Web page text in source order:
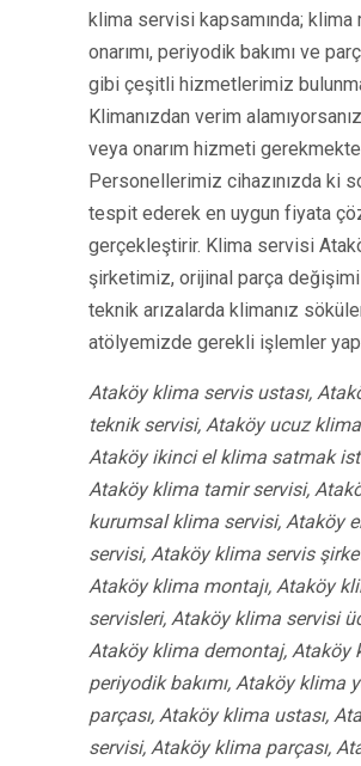
klima servisi kapsamında; klima
onarımı, periyodik bakımı ve
gibi çeşitli hizmetlerimiz
Klimanızdan verim
veya onarım hizmeti
Personellerimiz cihazınızda ki
tespit ederek en uygun fiyata
gerçekleştirir. Klima servisi
şirketimiz, orijinal parça
teknik arızalarda klimanız
atölyemizde gerekli işlemler
Ataköy klima servis ustası,
teknik servisi, Ataköy ucuz
Ataköy ikinci el klima satmak
Ataköy klima tamir servisi,
kurumsal klima servisi, Ataköy
servisi, Ataköy klima servis
Ataköy klima montajı, Ataköy
servisleri, Ataköy klima servisi
Ataköy klima demontaj, Ataköy
periyodik bakımı, Ataköy klima
parçası, Ataköy klima ustası,
servisi, Ataköy klima parçası,